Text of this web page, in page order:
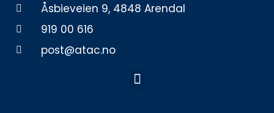
Åsbieveien 9, 4848 Arendal
919 00 616
post@atac.no
Meny